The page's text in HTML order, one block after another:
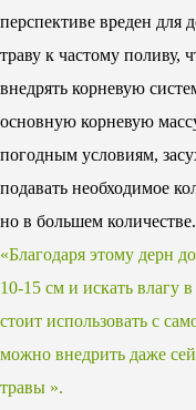
перспективе вреден для
траву к частому поливу,
внедрять корневую
основную корневую
погодным условиям,
подавать необходимое
но в большем количестве.
«Благодаря этому дерн
10-15 см и искать влагу
стоит использовать с
можно внедрить даже
травы ».